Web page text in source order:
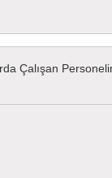
Çalışan